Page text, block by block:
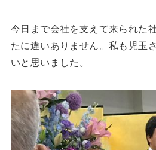
今日まで会社を支えて来られた
たに違いありません。私も児玉
いと思いました。